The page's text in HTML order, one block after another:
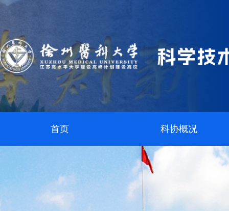
首页 科协概况